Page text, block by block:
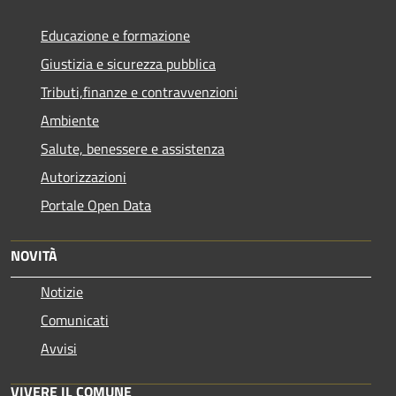
Educazione e formazione
Giustizia e sicurezza pubblica
Tributi,finanze e contravvenzioni
Ambiente
Salute, benessere e assistenza
Autorizzazioni
Portale Open Data
NOVITÀ
Notizie
Comunicati
Avvisi
VIVERE IL COMUNE